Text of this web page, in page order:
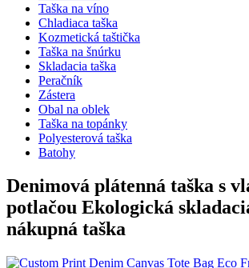
Taška na víno
Chladiaca taška
Kozmetická taštička
Taška na šnúrku
Skladacia taška
Peračník
Zástera
Obal na oblek
Taška na topánky
Polyesterová taška
Batohy
Denimová plátenná taška s
potlačou Ekologická
nákupná taška